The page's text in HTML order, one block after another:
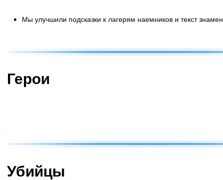
Мы улучшили подсказки к лагерям наемников и текст
Герои
Убийцы